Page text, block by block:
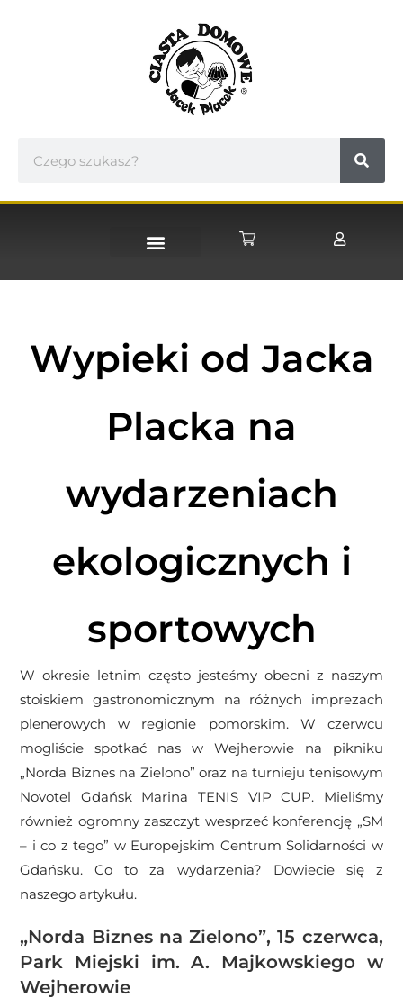
Wypieki od Jacka
Placka na
wydarzeniach
ekologicznych i
sportowych
W okresie letnim często jesteśmy obecni z naszym
stoiskiem gastronomicznym na różnych imprezach
plenerowych w regionie pomorskim. W czerwcu
mogliście spotkać nas w Wejherowie na pikniku
„Norda Biznes na Zielono” oraz na turnieju tenisowym
Novotel Gdańsk Marina TENIS VIP CUP. Mieliśmy
również ogromny zaszczyt wesprzeć konferencję „SM
– i co z tego” w Europejskim Centrum Solidarności w
Gdańsku. Co to za wydarzenia? Dowiecie się z
naszego artykułu.
„Norda Biznes na Zielono”, 15 czerwca,
Park Miejski im. A. Majkowskiego w
Wejherowie